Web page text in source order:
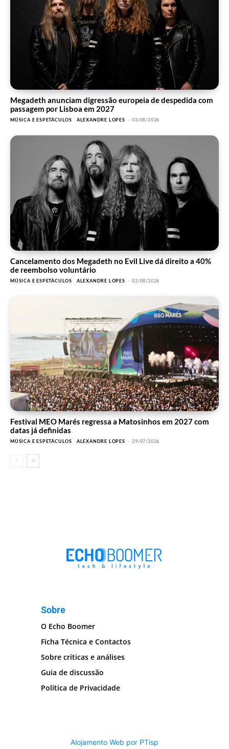
Megadeth anunciam digressão europeia de despedida com
passagem por Lisboa em 2027
MÚSICA E ESPETÁCULOS ALEXANDRE LOPES - 03/08/2026
Cancelamento dos Megadeth no Evil Live dá direito a 40%
de reembolso voluntário
MÚSICA E ESPETÁCULOS ALEXANDRE LOPES - 02/08/2026
Festival MEO Marés regressa a Matosinhos em 2027 com
datas já definidas
MÚSICA E ESPETÁCULOS ALEXANDRE LOPES - 29/07/2026
Sobre
O Echo Boomer
Ficha Técnica e Contactos
Sobre críticas e análises
Guia de discussão
Política de Privacidade
Alojamento Web por PTisp